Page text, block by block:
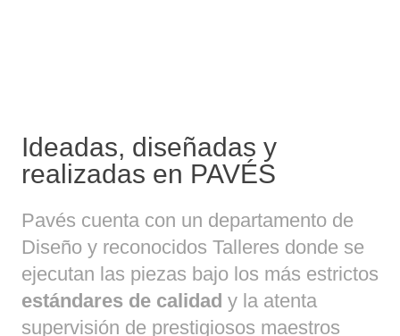
Ideadas, diseñadas y
realizadas en PAVÉS
Pavés cuenta con un departamento de
Diseño y reconocidos Talleres donde se
ejecutan las piezas bajo los más estrictos
estándares de calidad y la atenta
supervisión de prestigiosos maestros